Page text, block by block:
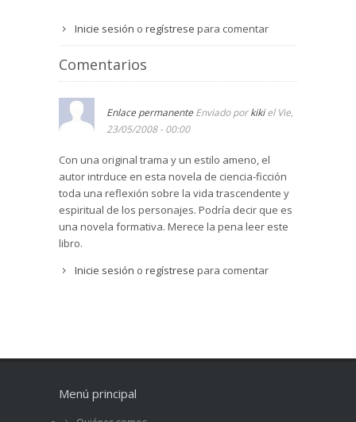
Inicie sesión o regístrese para comentar
Comentarios
Enlace permanente Enviado porkikiel Vie,
23/05/2008 - 00:00
Con una original trama y un estilo ameno, el
autor intrduce en esta novela de ciencia-ficción
toda una reflexión sobre la vida trascendente y
espiritual de los personajes. Podría decir que es
una novela formativa. Merece la pena leer este
libro.
Inicie sesión o regístrese para comentar
Menú principal